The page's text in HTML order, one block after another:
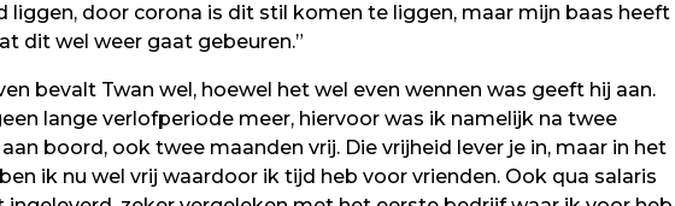
liggen, door corona is dit stil komen te liggen, maar mijn baas heeft
dit wel weer gaat gebeuren.”
bevalt Twan wel, hoewel het wel even wennen was geeft hij aan.
lange verlofperiode meer, hiervoor was ik namelijk na twee
boord, ook twee maanden vrij. Die vrijheid lever je in, maar in het
ik nu wel vrij waardoor ik tijd heb voor vrienden. Ook qua salaris